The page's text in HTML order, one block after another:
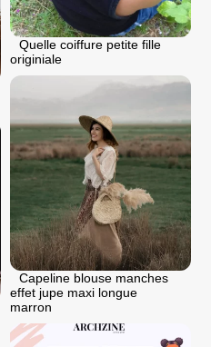
Quelle coiffure petite fille
originiale
Capeline blouse manches
effet jupe maxi longue
marron